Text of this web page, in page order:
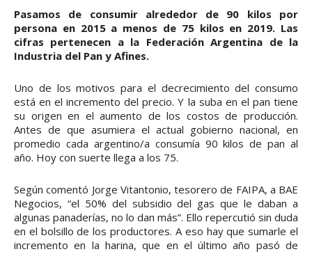
Pasamos de consumir alrededor de 90 kilos por
persona en 2015 a menos de 75 kilos en 2019. Las
cifras pertenecen a la Federación Argentina de la
Industria del Pan y Afines.
Uno de los motivos para el decrecimiento del consumo
está en el incremento del precio. Y la suba en el pan tiene
su origen en el aumento de los costos de producción.
Antes de que asumiera el actual gobierno nacional, en
promedio cada argentino/a consumía 90 kilos de pan al
año. Hoy con suerte llega a los 75.
Según comentó Jorge Vitantonio, tesorero de FAIPA, a BAE
Negocios, “el 50% del subsidio del gas que le daban a
algunas panaderías, no lo dan más”. Ello repercutió sin duda
en el bolsillo de los productores. A eso hay que sumarle el
incremento en la harina, que en el último año pasó de